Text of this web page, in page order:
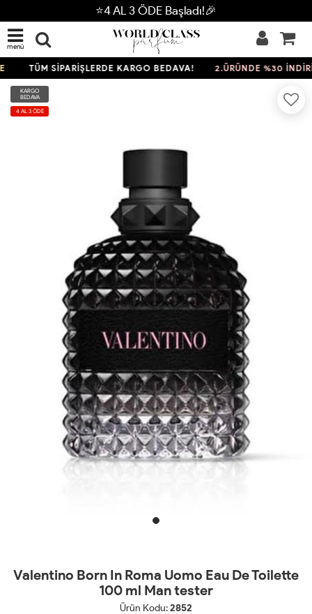
⭐4 AL 3 ÖDE Başladı!🎉
menü
TÜM SİPARİŞLERDE KARGO BEDAVA! 2.ÜRÜNDE %30 İNDİRİM
KARGO
BEDAVA
4 AL 3 ÖDE
Valentino Born In Roma Uomo Eau De Toilette
100 ml Man tester
Ürün Kodu:2852